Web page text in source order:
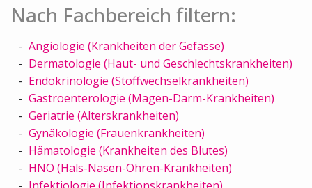
Nach Fachbereich filtern:
Angiologie (Krankheiten der Gefässe)
Dermatologie (Haut- und Geschlechtskrankheiten)
Endokrinologie (Stoffwechselkrankheiten)
Gastroenterologie (Magen-Darm-Krankheiten)
Geriatrie (Alterskrankheiten)
Gynäkologie (Frauenkrankheiten)
Hämatologie (Krankheiten des Blutes)
HNO (Hals-Nasen-Ohren-Krankheiten)